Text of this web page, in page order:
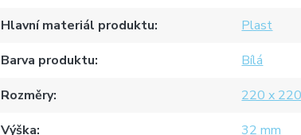
Hlavní materiál produktu
Plast
Barva produktu
Bílá
Rozměry
220 x
Výška
32 mm